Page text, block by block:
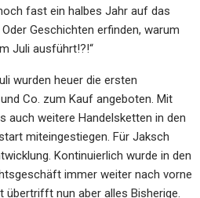
fast ein halbes Jahr auf das
Oder Geschichten erfinden, warum
Juli ausführt!?!“
wurden heuer die ersten
Co. zum Kaufangeboten. Mit
auch weitere Handelsketten in den
miteingestiegen. Für Jaksch
Kontinuierlich wurde inden
geschäft immer weiter nach vorne
übertrifft nun aber alles Bisherige.